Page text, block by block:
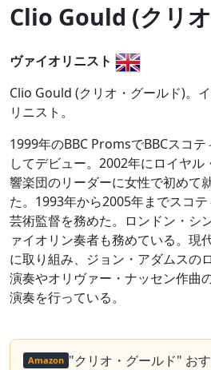
Clio Gould (クリ
ヴァイオリニスト
Clio Gould (クリオ・グールド)。
リニスト。
1999年のBBC PromsでBBCスコ
してデビュー。2002年にロイヤ
響楽団のリーダーに女性で初めて
た。1993年から2005年までスコ
芸術監督を務めた。ロンドン・シ
ァイオリン奏者も務めている。現
に取り組み、ジョン・アダムスの
演奏やオリヴァー・ナッセン作曲
演奏を行っている。
Amazon "クリオ・グールド" お